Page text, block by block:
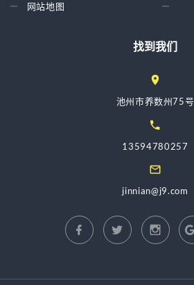
网站地图
找到我们
池州市养数州75号
13594780257
jinnian@j9.com